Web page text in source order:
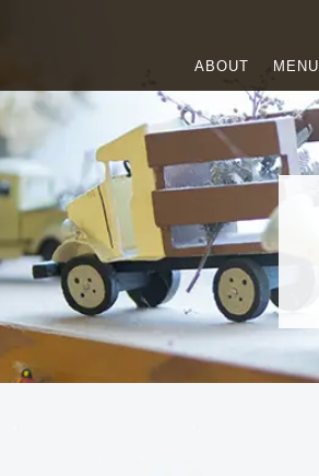
ABOUT MENU